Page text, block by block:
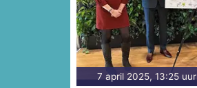
7 april 2025, 13:25 uur